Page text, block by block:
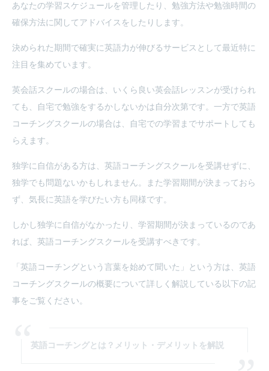
あなたの学習スケジュールを管理したり、勉強方法や勉強時間の
確保方法に関してアドバイスをしたりします。
決められた期間で確実に英語力が伸びるサービスとして最近特に
注目を集めています。
英会話スクールの場合は、いくら良い英会話レッスンが受けられ
ても、自宅で勉強をするかしないかは自分次第です。一方で英語
コーチングスクールの場合は、自宅での学習までサポートしても
らえます。
独学に自信がある方は、英語コーチングスクールを受講せずに、
独学でも問題ないかもしれません。また学習期間が決まっておら
ず、気長に英語を学びたい方も同様です。
しかし独学に自信がなかったり、学習期間が決まっているのであ
れば、英語コーチングスクールを受講すべきです。
「英語コーチングという言葉を始めて聞いた」という方は、英語
コーチングスクールの概要について詳しく解説している以下の記
事をご覧ください。
英語コーチングとは？メリット・デメリットを解説